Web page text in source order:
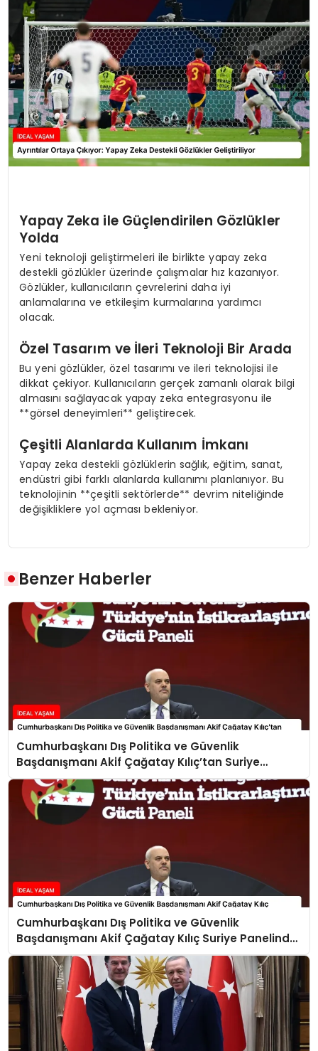
Yapay Zeka ile Güçlendirilen Gözlükler
Yolda
Yeni teknoloji geliştirmeleri ile birlikte yapay zeka
destekli gözlükler üzerinde çalışmalar hız kazanıyor.
Gözlükler, kullanıcıların çevrelerini daha iyi
anlamalarına ve etkileşim kurmalarına yardımcı
olacak.
Özel Tasarım ve İleri Teknoloji Bir Arada
Bu yeni gözlükler, özel tasarımı ve ileri teknolojisi ile
dikkat çekiyor. Kullanıcıların gerçek zamanlı olarak bilgi
almasını sağlayacak yapay zeka entegrasyonu ile
**görsel deneyimleri** geliştirecek.
Çeşitli Alanlarda Kullanım İmkanı
Yapay zeka destekli gözlüklerin sağlık, eğitim, sanat,
endüstri gibi farklı alanlarda kullanımı planlanıyor. Bu
teknolojinin **çeşitli sektörlerde** devrim niteliğinde
değişikliklere yol açması bekleniyor.
Benzer Haberler
Cumhurbaşkanı Dış Politika ve Güvenlik
Başdanışmanı Akif Çağatay Kılıç’tan Suriye
Panelinde Önemli Açıklamalar
Cumhurbaşkanı Dış Politika ve Güvenlik
Başdanışmanı Akif Çağatay Kılıç Suriye Panelinde
Konuştu